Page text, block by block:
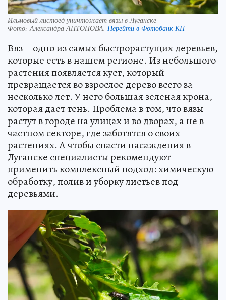
Ильмовый листоед уничтожает вязы в Луганске
Фото:Александра АНТОНОВА. Перейти в Фотобанк КП
Вяз – одно из самых быстрорастущих деревьев,
которые есть в нашем регионе. Из небольшого
растения появляется куст, который
превращается во взрослое дерево всего за
несколько лет. У него большая зеленая крона,
которая дает тень. Проблема в том, что вязы
растут в городе на улицах и во дворах, а не в
частном секторе, где заботятся о своих
растениях. А чтобы спасти насаждения в
Луганске специалисты рекомендуют
применить комплексный подход: химическую
обработку, полив и уборку листьев под
деревьями.